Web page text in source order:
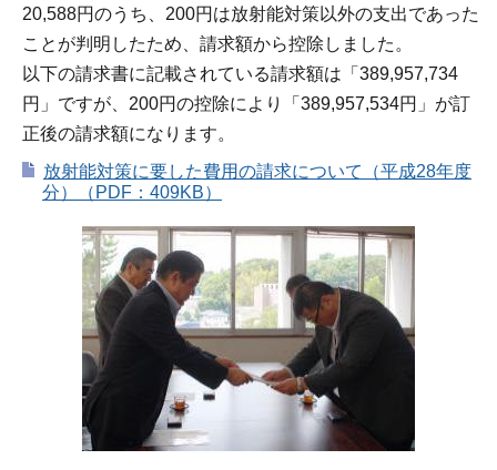
20,588円のうち、200円は放射能対策以外の支出であった
ことが判明したため、請求額から控除しました。
以下の請求書に記載されている請求額は「389,957,734
円」ですが、200円の控除により「389,957,534円」が訂
正後の請求額になります。
放射能対策に要した費用の請求について（平成28年度
分）（PDF：409KB）